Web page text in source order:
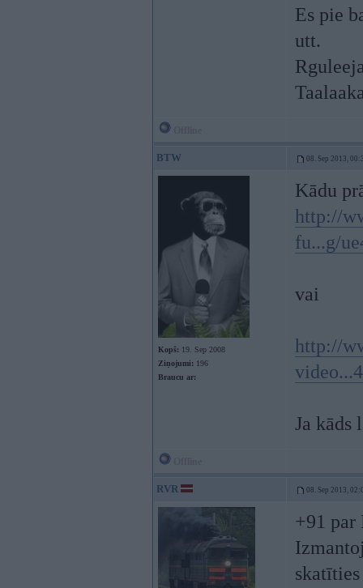
Es pie
utt.
BTW 08. Sep 2013,
Kopš: 19. Sep 2008
Ziņojumi: 196
Braucu ar:
Kādu
http://
fu...g/
vai
http://
Ja kāds
RVR 08. Sep 2013,
+91